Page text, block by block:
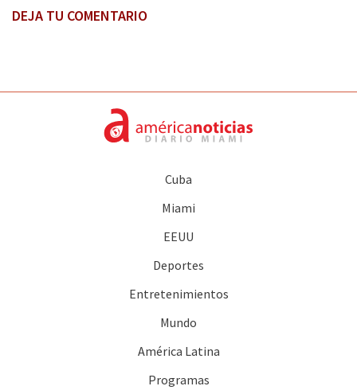
DEJA TU COMENTARIO
Cuba
Miami
EEUU
Deportes
Entretenimientos
Mundo
América Latina
Programas